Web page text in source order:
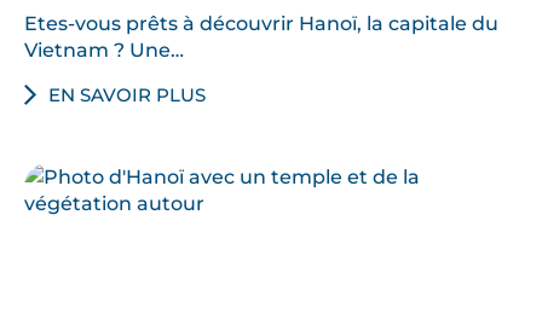
Etes-vous prêts à découvrir Hanoï, la capitale du
Vietnam ? Une…
EN SAVOIR PLUS